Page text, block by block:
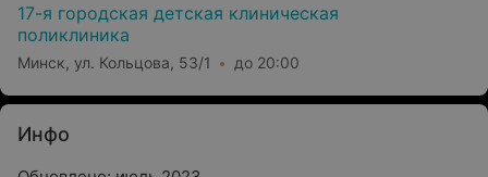
17-я городская детская клиническая
поликлиника
Минск, ул. Кольцова, 53/1 до 20:00
Инфо